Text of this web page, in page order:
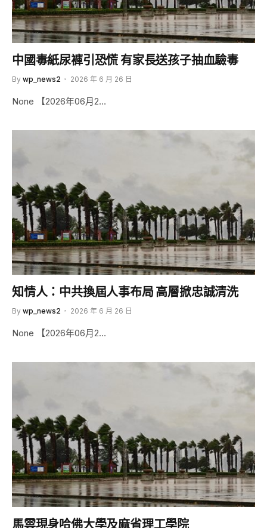
中國毒紙尿褲引恐慌 有家長送孩子抽血驗毒
By wp_news2 2026 年 6 月 26 日
None 【2026年06月2…
知情人：中共換屆人事布局 高層掀忠誠清洗
By wp_news2 2026 年 6 月 26 日
None 【2026年06月2…
馬雲現身哈佛大學及麻省理工學院